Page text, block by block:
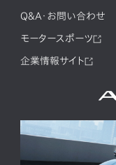
Q&A・お問い合わせ
モータースポーツ
企業情報サイト